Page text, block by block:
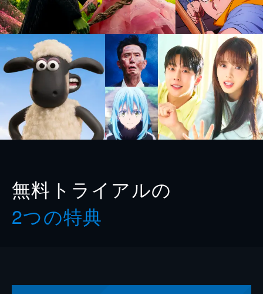
無料トライアルの
2つの特典